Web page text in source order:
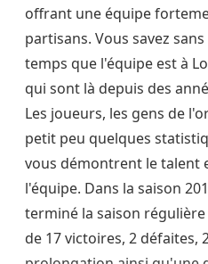
offrant une équipe
partisans. Vous savez
temps que l'équipe est à
qui sont là depuis des
Les joueurs, les gens de
petit peu quelques
vous démontrent le talent
l'équipe. Dans la saison
terminé la saison
de 17 victoires, 2 défaites,